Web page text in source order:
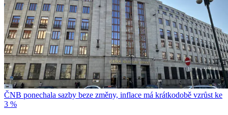
ČNB ponechala sazby beze změny, inflace má krátkodobě vzrůst ke
3 %